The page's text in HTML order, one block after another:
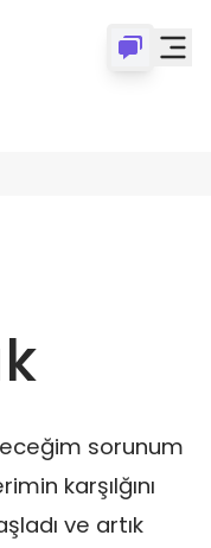
sorunum
karşılğını
ve artık